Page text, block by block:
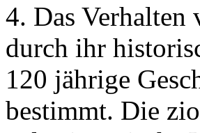
4. Das
durch ihr
120 jährige
bestimmt. Die